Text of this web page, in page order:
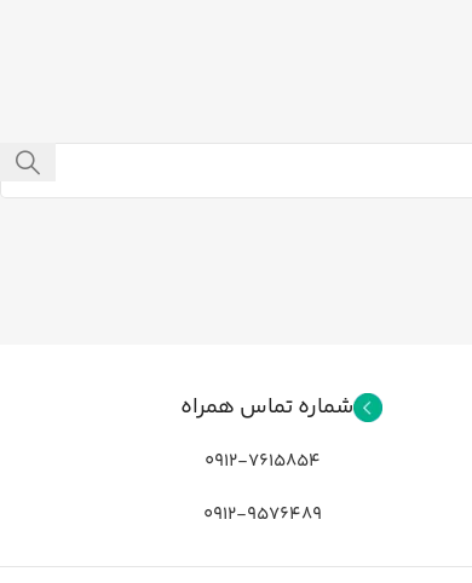
شماره تماس همراه
0912-7615854
0912-9576489